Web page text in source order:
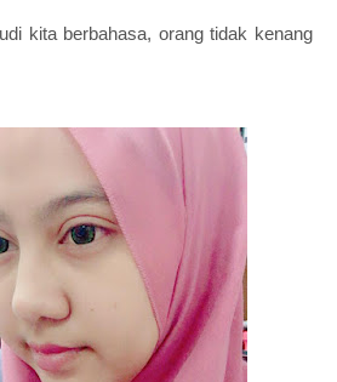
kita berbahasa, orang tidak kenang